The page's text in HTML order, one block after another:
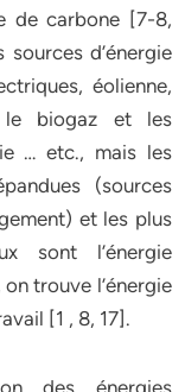
de carbone [7-8,
d’énergie
éolienne,
le biogaz et les
… etc., mais les
(sources
et les plus
sont l’énergie
trouve l’énergie
[1 , 8, 17].
des énergies